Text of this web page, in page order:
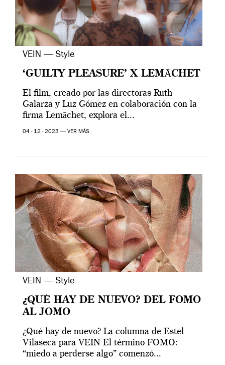
VEIN — Style
‘GUILTY PLEASURE’ X LEMĀCHET
El film, creado por las directoras Ruth
Galarza y Luz Gómez en colaboración con la
firma Lemāchet, explora el...
04 - 12 - 2023 — VER MÁS
VEIN — Style
¿QUÉ HAY DE NUEVO? DEL FOMO
AL JOMO
¿Qué hay de nuevo? La columna de Estel
Vilaseca para VEIN El término FOMO:
“miedo a perderse algo” comenzó...